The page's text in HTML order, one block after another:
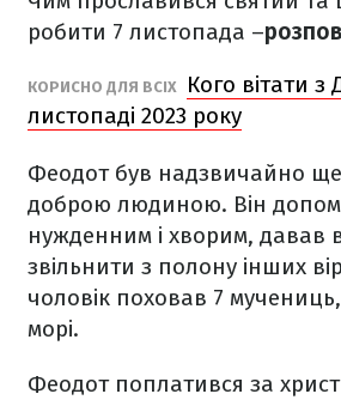
робити 7 листопада –
КОРИСНО ДЛЯ ВСІХ
Кого вітати
листопаді 2023 року
Феодот був надзвичайно
доброю людиною. Він
нужденним і хворим, давав
звільнити з полону інших
чоловік поховав 7
морі.
Феодот поплатився за